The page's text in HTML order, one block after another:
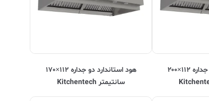
هود استاندارد دو جداره ۱۱۲×۲۰۰
هود استاندارد دو جداره ۱۱۲×۱۷۰
سانتیمتر Kitchentech